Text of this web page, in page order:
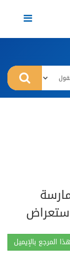
Toggle
navigation
المرجع بالإيميل